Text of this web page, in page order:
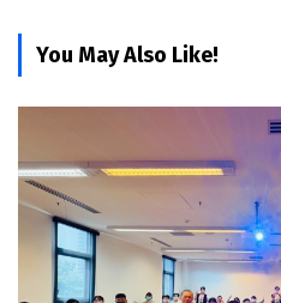
You May Also Like!